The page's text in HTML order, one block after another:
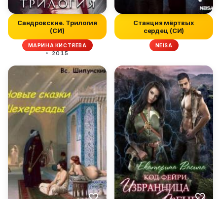
Сандровские. Трилогия
(СИ)
МАРИНА КИСТЯЕВА
2015
Станция мёртвых
сердец (СИ)
NEISA